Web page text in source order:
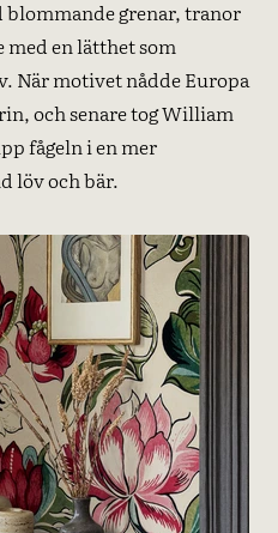
blommande grenar, tranor
med en lätthet som
När motivet nådde Europa
och senare tog William
fågeln i en mer
löv och bär.